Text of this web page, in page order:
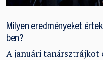
Milyen eredményeket
ben?
A januári tanársztrájkot